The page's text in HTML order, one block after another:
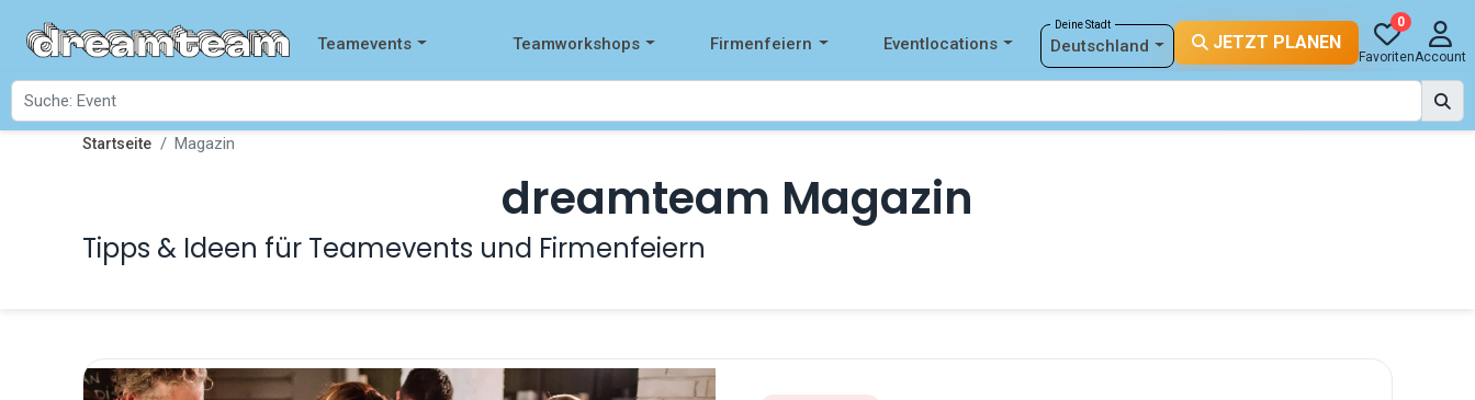
Teamevents Teamworkshops Firmenfeiern Eventlocations
Deine Stadt
Deutschland JETZT PLANEN
0
FavoritenAccount
Startseite Magazin
dreamteam Magazin
Tipps & Ideen für Teamevents und Firmenfeiern